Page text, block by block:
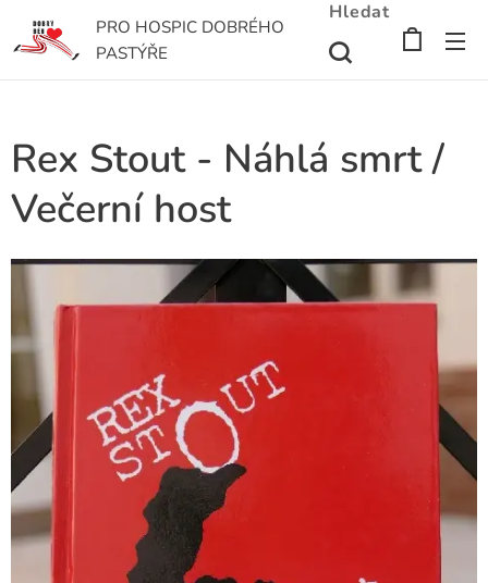
PRO HOSPIC DOBRÉHO
PASTÝŘE
Hledat
Rex Stout - Náhlá smrt /
Večerní host